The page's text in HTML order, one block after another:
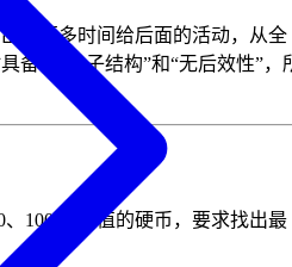
了更多时间给后面的活动，从全
备“最优子结构”和“无后效性”，
、100 元面值的硬币，要求找出最